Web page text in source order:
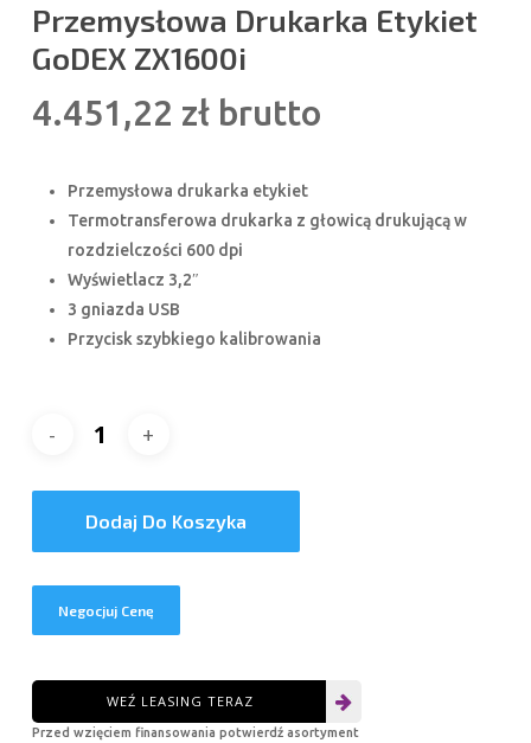
Przemysłowa Drukarka Etykiet
GoDEX ZX1600i
4.451,22 zł brutto
Przemysłowa drukarka etykiet
Termotransferowa drukarka z głowicą drukującą w
rozdzielczości 600 dpi
Wyświetlacz 3,2″
3 gniazda USB
Przycisk szybkiego kalibrowania
Dodaj Do Koszyka
Negocjuj Cenę
WEŹ LEASING TERAZ
Przed wzięciem finansowania potwierdź asortyment